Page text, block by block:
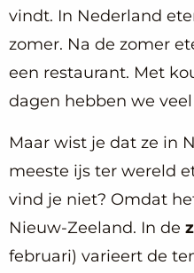
vindt. In Nederland
zomer. Na de zomer
een restaurant. Met
dagen hebben we
Maar wist je dat ze in
meeste ijs ter wereld
vind je niet? Omdat
Nieuw-Zeeland. In de
februari) varieert de